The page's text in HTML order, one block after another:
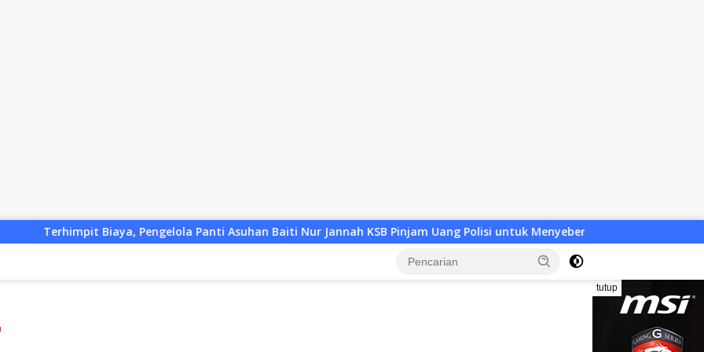
Panti Asuhan Baiti Nur Jannah KSB Pinjam Uang Polisi untuk Menyeberang, Asesmen Bantuan Tak Kunjung Tuntas
tutup